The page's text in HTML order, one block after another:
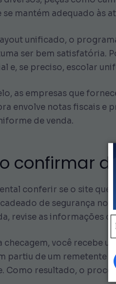
se mantém adequado às
unificado, o
ser bem satisfatória.
e, se preciso, escolar
as empresas que
envolve notas fiscais e
de venda.
confirmar
conferir se o site que
de segurança
revise as informações
checagem, você recebe
partiu de um remetente
Como resultado, o